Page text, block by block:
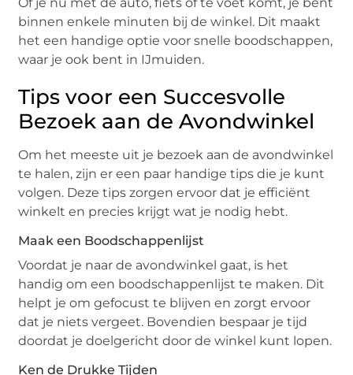
binnen enkele minuten bij de winkel. Dit maakt
het een handige optie voor snelle boodschappen,
waar je ook bent in IJmuiden.
Tips voor een Succesvolle
Bezoek aan de Avondwinkel
Om het meeste uit je bezoek aan de avondwinkel
te halen, zijn er een paar handige tips die je kunt
volgen. Deze tips zorgen ervoor dat je efficiënt
winkelt en precies krijgt wat je nodig hebt.
Maak een Boodschappenlijst
Voordat je naar de avondwinkel gaat, is het
handig om een boodschappenlijst te maken. Dit
helpt je om gefocust te blijven en zorgt ervoor
dat je niets vergeet. Bovendien bespaar je tijd
doordat je doelgericht door de winkel kunt lopen.
Ken de Drukke Tijden